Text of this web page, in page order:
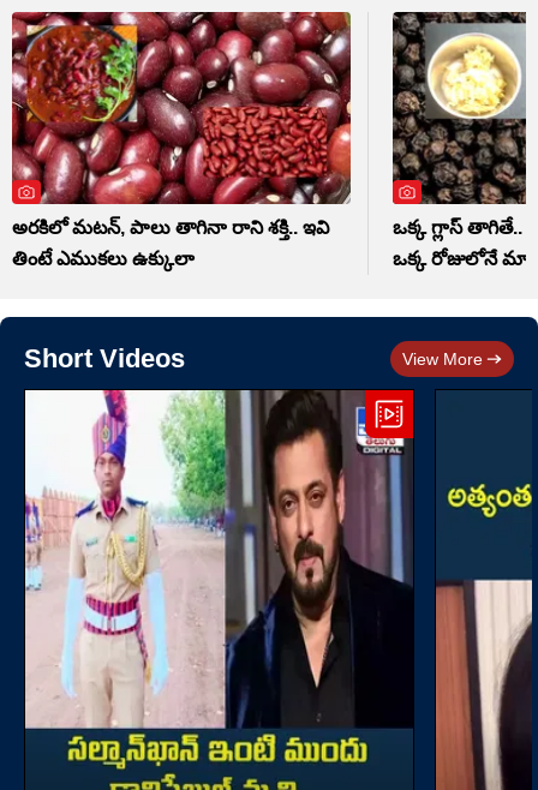
అరకిలో మటన్, పాలు తాగినా రాని శక్తి.. ఇవి
తింటే ఎముకలు ఉక్కులా
ఒక్క గ్లాస్ తాగితే..
ఒక్క రోజులోనే
Short Videos View More